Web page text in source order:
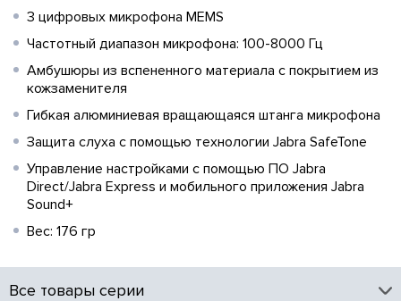
3 цифровых микрофона MEMS
Частотный диапазон микрофона: 100-8000 Гц
Амбушюры из вспененного материала с покрытием из
кожзаменителя
Гибкая алюминиевая вращающаяся штанга микрофона
Защита слуха с помощью технологии Jabra SafeTone
Управление настройками с помощью ПО Jabra
Direct/Jabra Express и мобильного приложения Jabra
Sound+
Вес: 176 гр
Все товары серии